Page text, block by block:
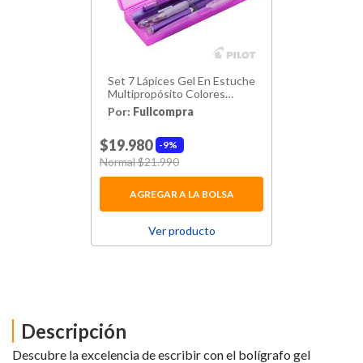
Set 7 Lápices Gel En Estuche
Multipropósito Colores
Variados
Por: Fullcompra
9%
$19.980
Price reduced from
Normal $21.990
AGREGAR A LA BOLSA
Ver producto
Descripción
Descubre la excelencia de escribir con el bolígrafo gel